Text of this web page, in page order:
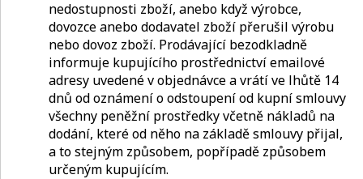
nedostupnosti zboží, anebo když výrobce,
dovozce anebo dodavatel zboží přerušil výrobu
nebo dovoz zboží. Prodávající bezodkladně
informuje kupujícího prostřednictví emailové
adresy uvedené v objednávce a vrátí ve lhůtě 14
dnů od oznámení o odstoupení od kupní smlouvy
všechny peněžní prostředky včetně nákladů na
dodání, které od něho na základě smlouvy přijal,
a to stejným způsobem, popřípadě způsobem
určeným kupujícím.